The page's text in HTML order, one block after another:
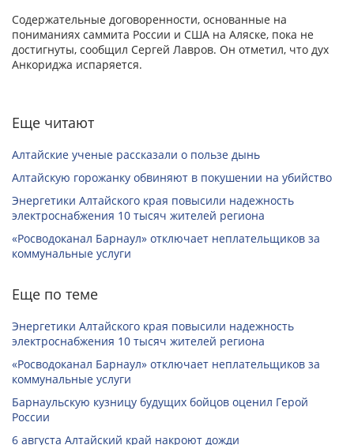
Содержательные договоренности, основанные на
пониманиях саммита России и США на Аляске, пока не
достигнуты, сообщил Сергей Лавров. Он отметил, что дух
Анкориджа испаряется.
Еще читают
Алтайские ученые рассказали о пользе дынь
Алтайскую горожанку обвиняют в покушении на убийство
Энергетики Алтайского края повысили надежность
электроснабжения 10 тысяч жителей региона
«Росводоканал Барнаул» отключает неплательщиков за
коммунальные услуги
Еще по теме
Энергетики Алтайского края повысили надежность
электроснабжения 10 тысяч жителей региона
«Росводоканал Барнаул» отключает неплательщиков за
коммунальные услуги
Барнаульскую кузницу будущих бойцов оценил Герой
России
6 августа Алтайский край накроют дожди